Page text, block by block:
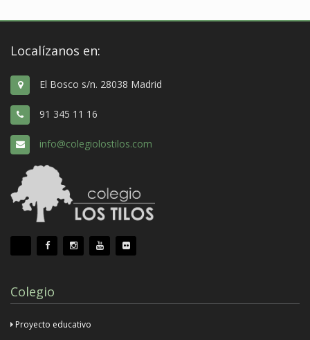
Localízanos en:
El Bosco s/n. 28038 Madrid
91 345 11 16
info@colegiolostilos.com
Colegio
Proyecto educativo